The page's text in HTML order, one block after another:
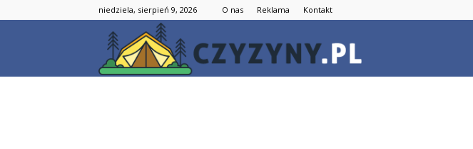
niedziela, sierpień 9, 2026 O nas Reklama Kontakt